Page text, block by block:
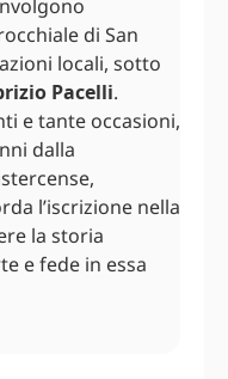
di San
locali, sotto
Pacelli.
e tante occasioni,
dalla
l’iscrizione nella
la storia
e fede in essa